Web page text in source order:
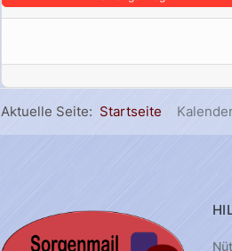
Aktuelle Seite: Startseite